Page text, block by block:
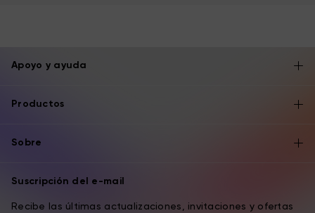
Apoyo y ayuda
Productos
Sobre
Suscripción del e-mail
Recibe las últimas actualizaciones, invitaciones y ofertas